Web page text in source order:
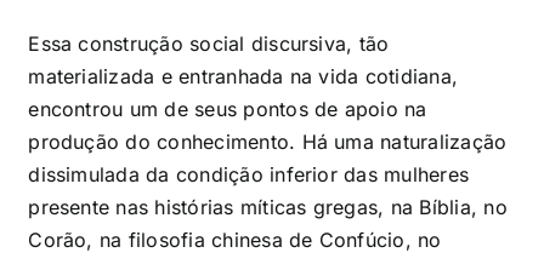
Essa construção social discursiva, tão
materializada e entranhada na vida cotidiana,
encontrou um de seus pontos de apoio na
produção do conhecimento. Há uma naturalização
dissimulada da condição inferior das mulheres
presente nas histórias míticas gregas, na Bíblia, no
Corão, na filosofia chinesa de Confúcio, no